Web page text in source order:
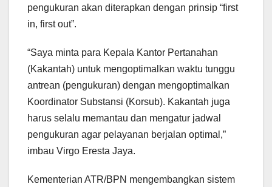
pengukuran akan diterapkan dengan prinsip “first
in, first out”.
“Saya minta para Kepala Kantor Pertanahan
(Kakantah) untuk mengoptimalkan waktu tunggu
antrean (pengukuran) dengan mengoptimalkan
Koordinator Substansi (Korsub). Kakantah juga
harus selalu memantau dan mengatur jadwal
pengukuran agar pelayanan berjalan optimal,”
imbau Virgo Eresta Jaya.
Kementerian ATR/BPN mengembangkan sistem